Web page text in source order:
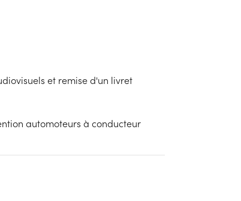
et remise d'un livret
automoteurs à conducteur